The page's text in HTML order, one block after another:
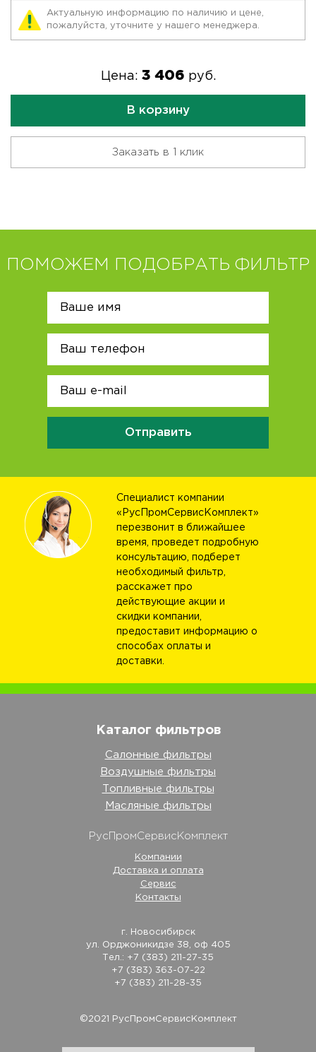
Актуальную информацию по наличию и цене,
пожалуйста, уточните у нашего менеджера.
Цена: 3 406 руб.
В корзину
Заказать в 1 клик
ПОМОЖЕМ ПОДОБРАТЬ ФИЛЬТР
Отправить
Специалист компании
«РусПромСервисКомплект»
перезвонит в ближайшее
время, проведет подробную
консультацию, подберет
необходимый фильтр,
расскажет про
действующие акции и
скидки компании,
предоставит информацию о
способах оплаты и
доставки.
©2021 РусПромСервисКомплект
Каталог фильтров
Салонные фильтры
Воздушные фильтры
Топливные фильтры
Масляные фильтры
РусПромСервисКомплект
Компании
Доставка и оплата
Сервис
Контакты
г. Новосибирск
ул. Орджоникидзе 38, оф 405
Тел.: +7 (383) 211-27-35
+7 (383) 363-07-22
+7 (383) 211-28-35